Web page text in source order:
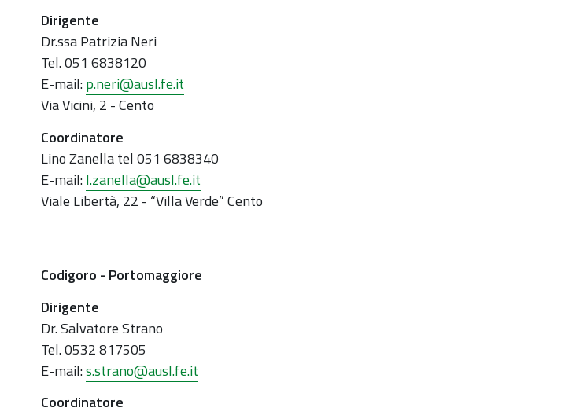
Dirigente
Dr.ssa Patrizia Neri
Tel. 051 6838120
E-mail:p.neri@ausl.fe.it
Via Vicini, 2 - Cento
Coordinatore
Lino Zanella tel 051 6838340
E-mail:l.zanella@ausl.fe.it
Viale Libertà, 22 - “Villa Verde” Cento
Codigoro - Portomaggiore
Dirigente
Dr. Salvatore Strano
Tel. 0532 817505
E-mail:s.strano@ausl.fe.it
Coordinatore